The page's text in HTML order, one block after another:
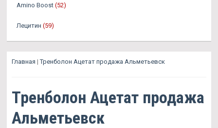
Amino Boost (52)
Лецитин (59)
Главная |Тренболон Ацетат продажа Альметьевск
Тренболон Ацетат продажа
Альметьевск